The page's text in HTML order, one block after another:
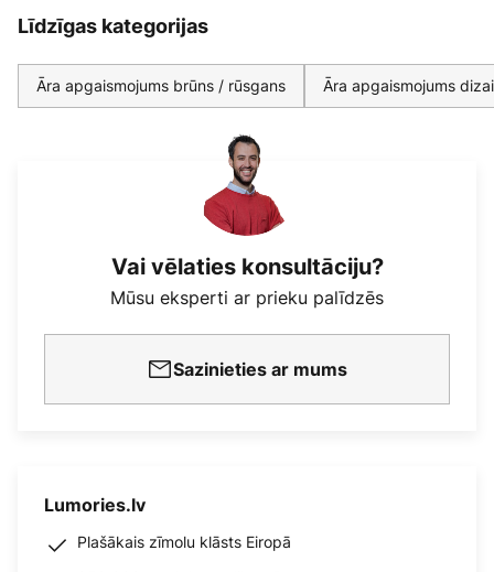
Līdzīgas kategorijas
Āra apgaismojums brūns / rūsgans Āra apgaismojums
Vai vēlaties konsultāciju?
Mūsu eksperti ar prieku palīdzēs
Sazinieties ar mums
Lumories.lv
Plašākais zīmolu klāsts Eiropā